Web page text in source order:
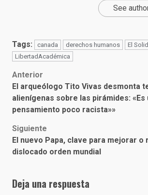
See
Tags: canada derechos humanos El
LibertadAcadémica
Post
navigation
Anterior
El arqueólogo Tito Vivas desmonta
alienígenas sobre las pirámides: «Es
pensamiento poco racista»»
Siguiente
El nuevo Papa, clave para mejorar
dislocado orden mundial
Deja una respuesta